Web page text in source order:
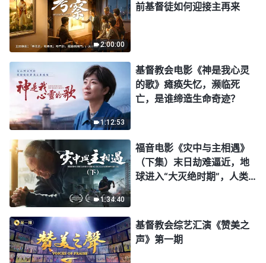
2:00:00
前基督徒如何迎接主再来
1:12:53
基督教会电影《神是我心灵
的歌》瘫痪失忆，濒临死
亡，是谁缔造生命奇迹？
1:34:40
福音电影《灾中与主相遇》
（下集）末日劫难逼近，地
球进入“大灭绝时期”，人类
基督教会综艺汇演《赞美之
声》第一期